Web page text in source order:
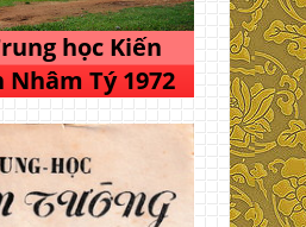
học Kiến
Tý 1972